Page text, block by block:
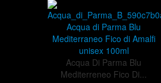
Acqua di Parma Blu
Mediterraneo Fico di Amalfi
unisex 100ml
Acqua Di Parma Blu
Mediterreneo Fico Di...